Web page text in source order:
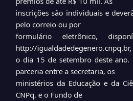
inscrições são individuais e
pelo correio ou por
formulário eletrônico,
http://igualdadedegenero.cnpq.br
o dia 15 de setembro deste
parceria entre a secretaria, os
ministérios da Educação e da
CNPq, e o Fundo de